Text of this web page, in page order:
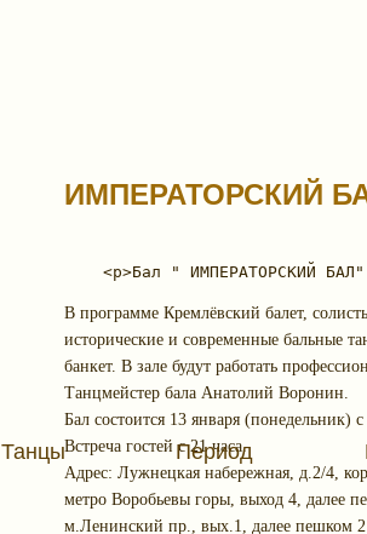
Танцы Период
ИМПЕРАТОРСКИЙ
В программе Кремлёвский балет,
исторические и современные бальные
банкет. В зале будут работать
Танцмейстер бала Анатолий Воронин.
Бал состоится 13 января
Встреча гостей с 21 часа.
Адрес: Лужнецкая набережная, д.2/4,
метро Воробьевы горы, выход 4,
м.Ленинский пр., вых.1, далее пешком